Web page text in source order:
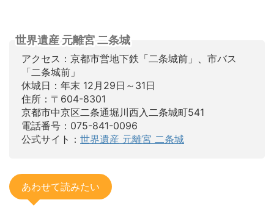
世界遺産 元離宮 二条城
アクセス：京都市営地下鉄「二条城前」、市バス
「二条城前」
休城日：年末 12月29日～31日
住所：〒604-8301
京都市中京区二条通堀川西入二条城町541
電話番号：075-841-0096
公式サイト： 世界遺産 元離宮 二条城
あわせて読みたい